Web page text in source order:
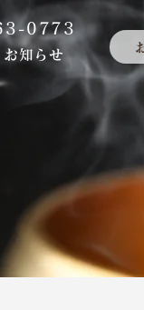
0773
お知らせ